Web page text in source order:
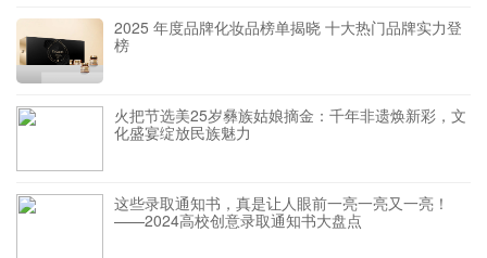
2025 年度品牌化妆品榜单揭晓 十大热门品牌实力登
榜
火把节选美25岁彝族姑娘摘金：千年非遗焕新彩，文
化盛宴绽放民族魅力
这些录取通知书，真是让人眼前一亮一亮又一亮！
——2024高校创意录取通知书大盘点